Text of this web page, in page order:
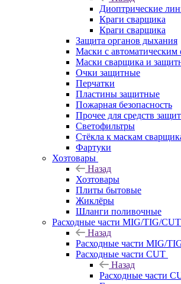
Диоптрические
Краги сварщика
Краги сварщика
Защита органов дыхания
Маски с автоматическим
Маски сварщика и
Очки защитные
Перчатки
Пластины защитные
Пожарная безопасность
Прочее для средств
Светофильтры
Стёкла к маскам
Фартуки
Хозтовары
Назад
Хозтовары
Плиты бытовые
Жиклёры
Шланги поливочные
Расходные части MIG/TIG/CUT
Назад
Расходные части MIG/
Расходные части CUT
Назад
Расходные части